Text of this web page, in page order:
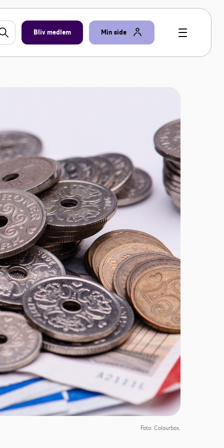
Bliv medlem Min side
Foto: Colourbox.